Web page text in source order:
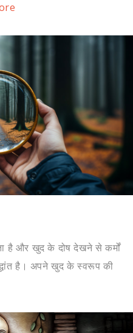
है और खुद के दोष देखने से कर्मों
है। अपने खुद के स्वरूप की